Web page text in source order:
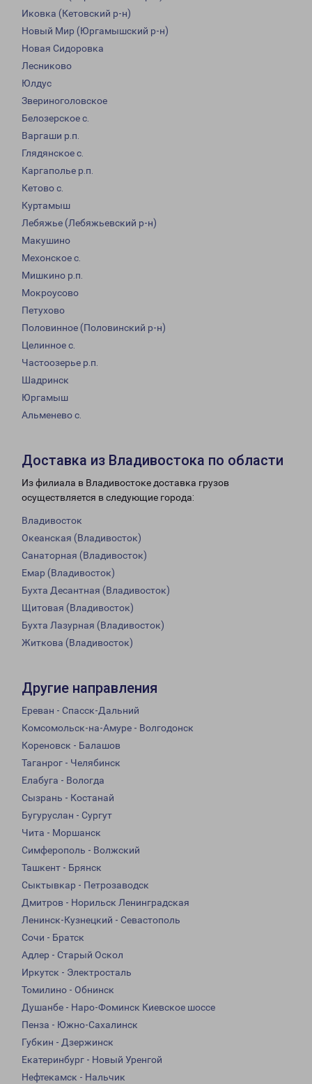
Иковка (Кетовский р-н)
Новый Мир (Юргамышский р-н)
Новая Сидоровка
Лесниково
Юлдус
Звериноголовское
Белозерское с.
Варгаши р.п.
Глядянское с.
Каргаполье р.п.
Кетово с.
Куртамыш
Лебяжье (Лебяжьевский р-н)
Макушино
Мехонское с.
Мишкино р.п.
Мокроусово
Петухово
Половинное (Половинский р-н)
Целинное с.
Частоозерье р.п.
Шадринск
Юргамыш
Альменево с.
Доставка из Владивостока по области
Из филиала в Владивостоке доставка грузов
осуществляется в следующие города:
Владивосток
Океанская (Владивосток)
Санаторная (Владивосток)
Емар (Владивосток)
Бухта Десантная (Владивосток)
Щитовая (Владивосток)
Бухта Лазурная (Владивосток)
Житкова (Владивосток)
Другие направления
Ереван - Спасск-Дальний
Комсомольск-на-Амуре - Волгодонск
Кореновск - Балашов
Таганрог - Челябинск
Елабуга - Вологда
Сызрань - Костанай
Бугуруслан - Сургут
Чита - Моршанск
Симферополь - Волжский
Ташкент - Брянск
Сыктывкар - Петрозаводск
Дмитров - Норильск Ленинградская
Ленинск-Кузнецкий - Севастополь
Сочи - Братск
Адлер - Старый Оскол
Иркутск - Электросталь
Томилино - Обнинск
Душанбе - Наро-Фоминск Киевское шоссе
Пенза - Южно-Сахалинск
Губкин - Дзержинск
Екатеринбург - Новый Уренгой
Нефтекамск - Нальчик